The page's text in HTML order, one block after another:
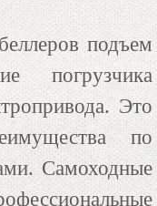
подъем
погрузчика
Это
по
Самоходные